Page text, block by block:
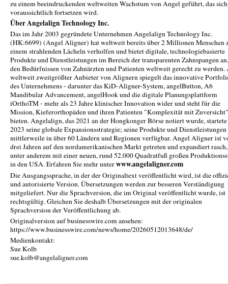
zu einem beeindruckenden weltweiten Wachstum von Angel geführt, das sich
voraussichtlich fortsetzen wird.
Über Angelalign Technology Inc.
Das im Jahr 2003 gegründete Unternehmen Angelalign Technology Inc.
(HK:6699) (Angel Aligner) hat weltweit bereits über 2 Millionen Menschen
einem strahlenden Lächeln verholfen und bietet digitale, technologiebasierte
Produkte und Dienstleistungen im Bereich der transparenten Zahnspangen
den Bedürfnissen von Zahnärzten und Patienten weltweit gerecht zu werden.
weltweit zweitgrößter Anbieter von Alignern spiegelt das innovative
des Unternehmens - darunter das KiD-Aligner-System, angelButton, A6
Mandibular Advancement, angelHook und die digitale Planungsplattform
iOrthoTM - mehr als 23 Jahre klinischer Innovation wider und steht für die
Mission, Kieferorthopäden und ihren Patienten "Komplexität mit
bieten. Angelalign, das 2021 an der Hongkonger Börse notiert wurde, startete
2023 seine globale Expansionsstrategie; seine Produkte und
mittlerweile in über 60 Ländern und Regionen verfügbar. Angel Aligner ist
drei Jahren auf den nordamerikanischen Markt getreten und expandiert rasch,
unter anderem mit einer neuen, rund 52.000 Quadratfuß großen
in den USA. Erfahren Sie mehr unterwww.angelaligner.com
Die Ausgangssprache, in der der Originaltext veröffentlicht wird, ist die
und autorisierte Version. Übersetzungen werden zur besseren Verständigung
mitgeliefert. Nur die Sprachversion, die im Original veröffentlicht wurde, ist
rechtsgültig. Gleichen Sie deshalb Übersetzungen mit der originalen
Sprachversion der Veröffentlichung ab.
Originalversion auf businesswire.com ansehen:
https://www.businesswire.com/news/home/20260512013648/de/
Medienkontakt:
Sue Kolb
sue.kolb@angelaligner.com